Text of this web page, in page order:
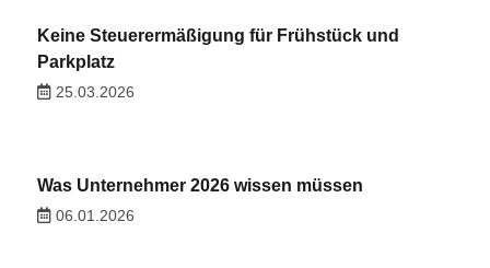
Keine Steuerermäßigung für Frühstück und
Parkplatz
25.03.2026
Was Unternehmer 2026 wissen müssen
06.01.2026